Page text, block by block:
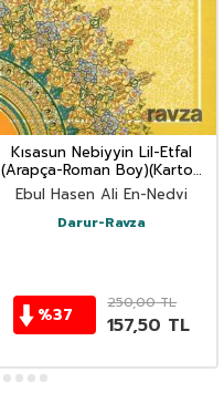
Kısasun Nebiyyin Lil-Etfal
(Arapça-Roman Boy)(Karton
Kapak)
Ebul Hasen Ali En-Nedvi
Darur-Ravza
%37
250,00TL
157,50 TL